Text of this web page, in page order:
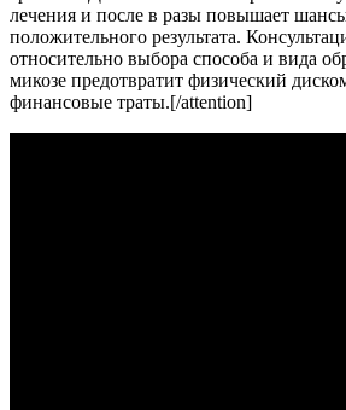
лечения и после в разы повышает
положительного результата.
относительно выбора способа и вида
микозе предотвратит физический
финансовые траты.[/attention]